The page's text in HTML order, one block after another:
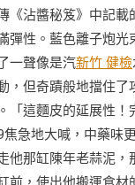
《沾醬秘笈》中記載
彈性。藍色離子炮光
一聲像是汽新竹 健檢
，但奇蹟般地擋住了
「這麵皮的延展性！
焦急地大喊，中藥味
他那缸陳年老蒜泥，